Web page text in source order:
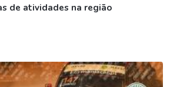
de atividades na região